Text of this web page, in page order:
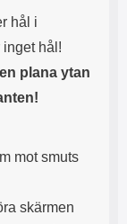
hål i
hål!
plana ytan
mot smuts
skärmen